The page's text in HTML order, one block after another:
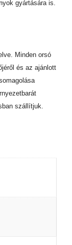
gyártására is.
Minden orsó
és az ajánlott
szállítjuk.